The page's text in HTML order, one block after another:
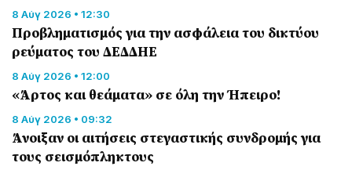
8 Αύγ 2026 • 12:30
Προβληματισμός για την ασφάλεια του δικτύου
ρεύματος του ΔΕΔΔΗΕ
8 Αύγ 2026 • 12:00
«Άρτος και θεάματα» σε όλη την Ήπειρο!
8 Αύγ 2026 • 09:32
Άνοιξαν οι αιτήσεις στεγαστικής συνδρομής για
τους σεισμόπληκτους